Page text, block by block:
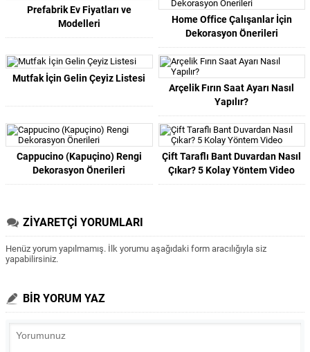
Prefabrik Ev Fiyatları ve
Modelleri
Home Office Çalışanlar İçin
Dekorasyon Önerileri
Mutfak İçin Gelin Çeyiz Listesi
Arçelik Fırın Saat Ayarı Nasıl
Yapılır?
Cappucino (Kapuçino) Rengi
Dekorasyon Önerileri
Çift Taraflı Bant Duvardan Nasıl
Çıkar? 5 Kolay Yöntem Video
ZİYARETÇİ YORUMLARI
Henüz yorum yapılmamış. İlk yorumu aşağıdaki form aracılığıyla siz
yapabilirsiniz.
BİR YORUM YAZ